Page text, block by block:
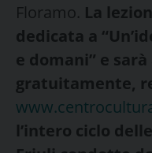
Floramo. La
dedicata a “
e domani” e sarà
gratuitamente,
l’intero ciclo